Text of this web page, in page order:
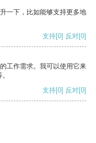
一下，比如能够支持更多地
支持[0] 反对[0]
工作需求。我可以使用它来
支持[0] 反对[0]